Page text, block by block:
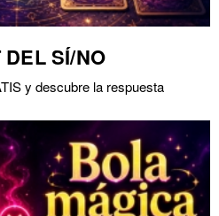
DEL SÍ/NO
y descubre la respuesta